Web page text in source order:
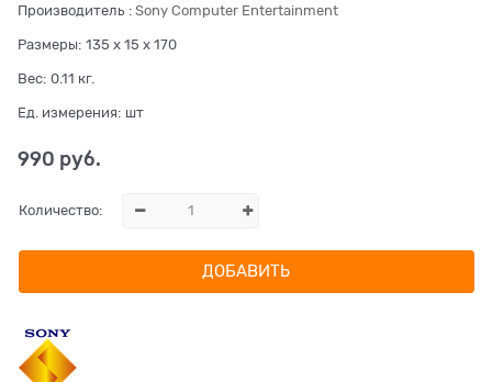
Производитель : Sony Computer Entertainment
Размеры: 135 x 15 x 170
Вес: 0.11 кг.
Ед. измерения: шт
990 руб.
Количество:
ДОБАВИТЬ